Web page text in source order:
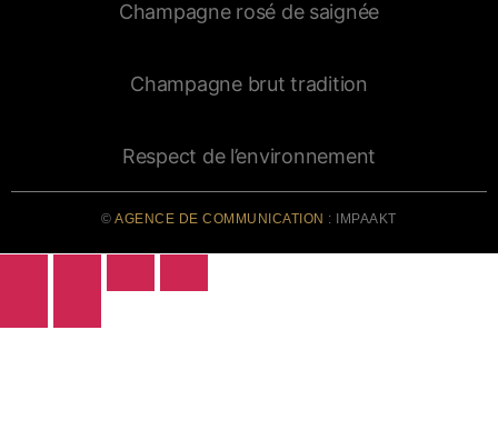
Champagne rosé de saignée
Champagne brut tradition
Respect de l’environnement
©AGENCE DE COMMUNICATION : IMPAAKT